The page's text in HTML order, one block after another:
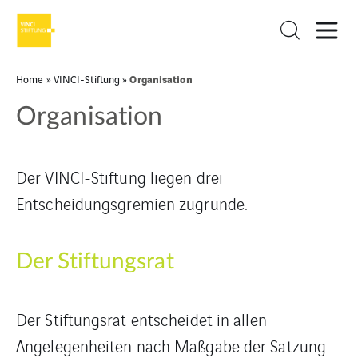
Home »VINCI-Stiftung »Organisation
Organisation
Der VINCI-Stiftung liegen drei
Entscheidungsgremien zugrunde.
Der Stiftungsrat
Der Stiftungsrat entscheidet in allen
Angelegenheiten nach Maßgabe der Satzung